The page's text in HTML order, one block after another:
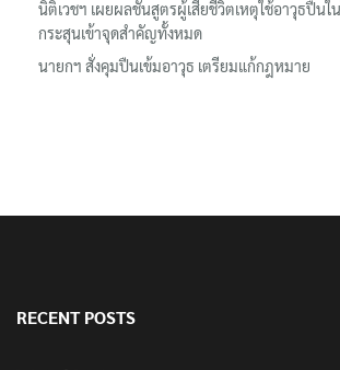
นิติเวชฯ เผยผลชันสูตรผู้เสียชีวิตเหตุใช้อาวุธปืนใน
กระสุนเข้าจุดสำคัญทั้งหมด
นายกฯ สั่งคุมปืนเข้มอาวุธ เตรียมแก้กฎหมาย
RECENT POSTS